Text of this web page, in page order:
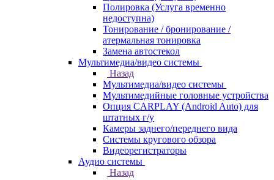
Полировка (Услуга временно
недоступна)
Тонирование / бронирование /
атермальная тонировка
Замена автостекол
Мультимедиа/видео системы
Назад
Мультимедиа/видео системы
Мультимедийные головные устройства
Опция CARPLAY (Android Auto) для
штатных г/у
Камеры заднего/переднего вида
Системы кругового обзора
Видеорегистраторы
Аудио системы
Назад